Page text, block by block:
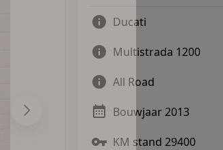
Ducati
Multistrada 1200
All Road
Bouwjaar 2013
KM stand 29400